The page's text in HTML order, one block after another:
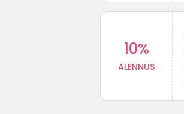
10%
ALENNUS